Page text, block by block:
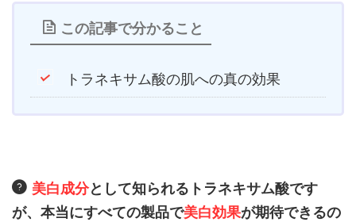
この記事で分かること
トラネキサム酸の肌への真の効果
美白成分として知られるトラネキサム酸です
が、本当にすべての製品で美白効果が期待できるの